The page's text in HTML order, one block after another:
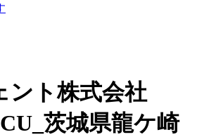
ント株式会社
茨城県龍ケ崎